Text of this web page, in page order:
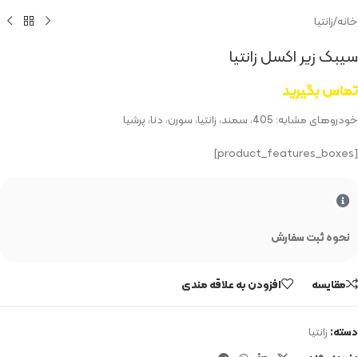
خانه/زانتیا
سیبک زیر اکسل زانتیا
تماس بگیرید
خودروهای مشابه: 405، سمند، زانتیا، سورن، دنا، پرشیا
[product_features_boxes]
نحوه ثبت سفارش
مقایسه افزودن به علاقه مندی
دسته: زانتیا